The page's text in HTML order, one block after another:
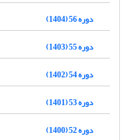
دوره 56 (1404)
دوره 55 (1403)
دوره 54 (1402)
دوره 53 (1401)
دوره 52 (1400)